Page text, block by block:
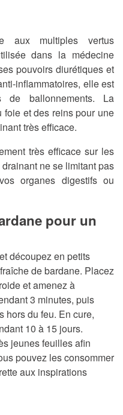
aux multiples vertus
dans la médecine
pouvoirs diurétiques et
inflammatoires, elle est
de ballonnements. La
et des reins pour une
très efficace.
très efficace sur les
ne se limitant pas
organes digestifs ou
pour un
découpez en petits
de bardane. Placez
et amenez à
3 minutes, puis
hors du feu. En cure,
10 à 15 jours.
jeunes feuilles afin
pouvez les consommer
aux inspirations